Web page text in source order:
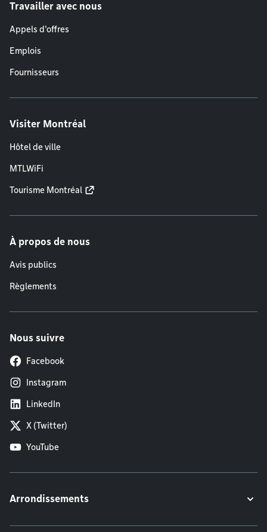
Travailler avec nous
Appels d'offres
Emplois
Fournisseurs
Visiter Montréal
Hôtel de ville
MTLWiFi
Tourisme Montréal
À propos de nous
Avis publics
Règlements
Nous suivre
Facebook
Instagram
LinkedIn
X (Twitter)
YouTube
Arrondissements